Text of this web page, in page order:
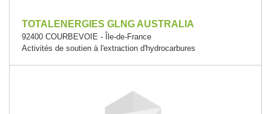
TOTALENERGIES GLNG AUSTRALIA
92400 COURBEVOIE - Île-de-France
Activités de soutien à l'extraction d'hydrocarbures